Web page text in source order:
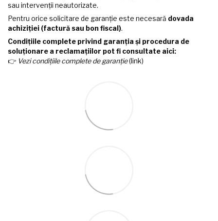
sau intervenții neautorizate.
Pentru orice solicitare de garanție este necesară dovada
achiziției (factură sau bon fiscal).
Condițiile complete privind garanția și procedura de
soluționare a reclamațiilor pot fi consultate aici:
👉 Vezi condițiile complete de garanție(link)